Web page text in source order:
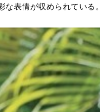
表情が収められている。